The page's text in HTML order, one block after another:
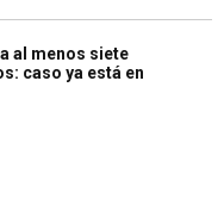
al menos siete
caso ya está en